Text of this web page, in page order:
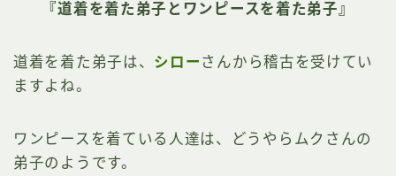
『道着を着た弟子とワンピースを着た弟子』
道着を着た弟子は、 シロー さんから稽古を受けてい
ますよね。
ワンピースを着ている人達は、どうやらムクさんの
弟子のようです。